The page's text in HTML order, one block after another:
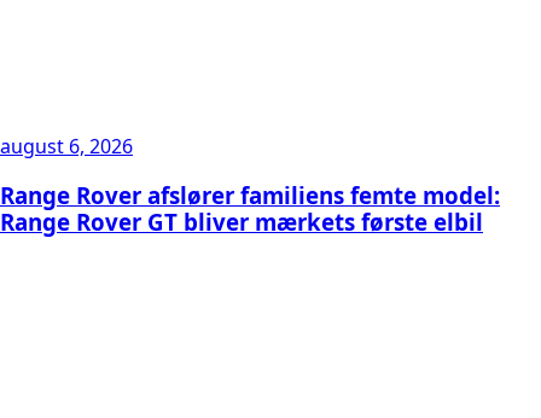
august 6, 2026
Range Rover afslører familiens femte model:
Range Rover GT bliver mærkets første elbil